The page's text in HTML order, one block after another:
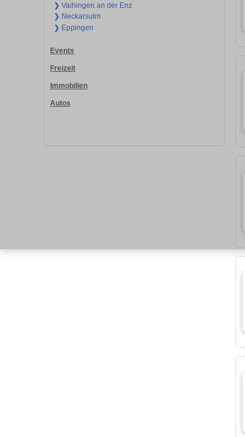
❯ Vaihingen an der Enz
❯ Neckarsulm
❯ Eppingen
Events
Freizeit
Immobilien
Autos